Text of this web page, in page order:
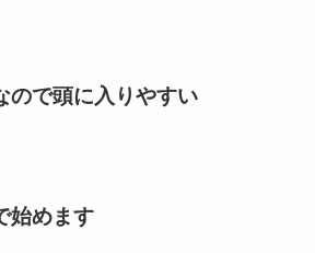
ので頭に入りやすい
始めます